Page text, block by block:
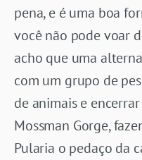
pena, e é uma boa
você não pode voar
acho que uma
com um grupo de
de animais e
Mossman Gorge,
Pularia o pedaço da